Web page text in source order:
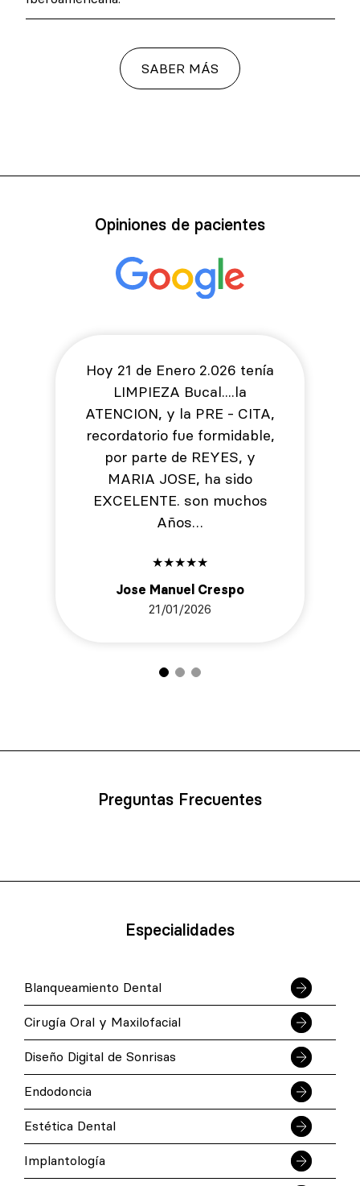
SABER MÁS
Opiniones de pacientes
Hoy 21 de Enero 2.026 tenía
LIMPIEZA Bucal....la
ATENCION, y la PRE - CITA,
recordatorio fue formidable,
por parte de REYES, y
MARIA JOSE, ha sido
EXCELENTE. son muchos
Años…
★★★★★
Jose Manuel Crespo
21/01/2026
Preguntas Frecuentes
Especialidades
Blanqueamiento Dental
Cirugía Oral y Maxilofacial
Diseño Digital de Sonrisas
Endodoncia
Estética Dental
Implantología